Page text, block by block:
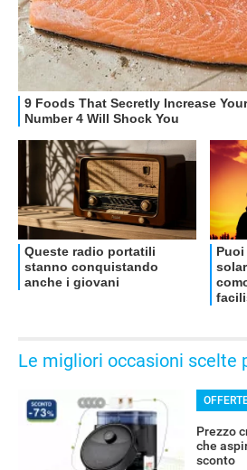
Le migliori occasioni scelte
Prezzo
che
sconto